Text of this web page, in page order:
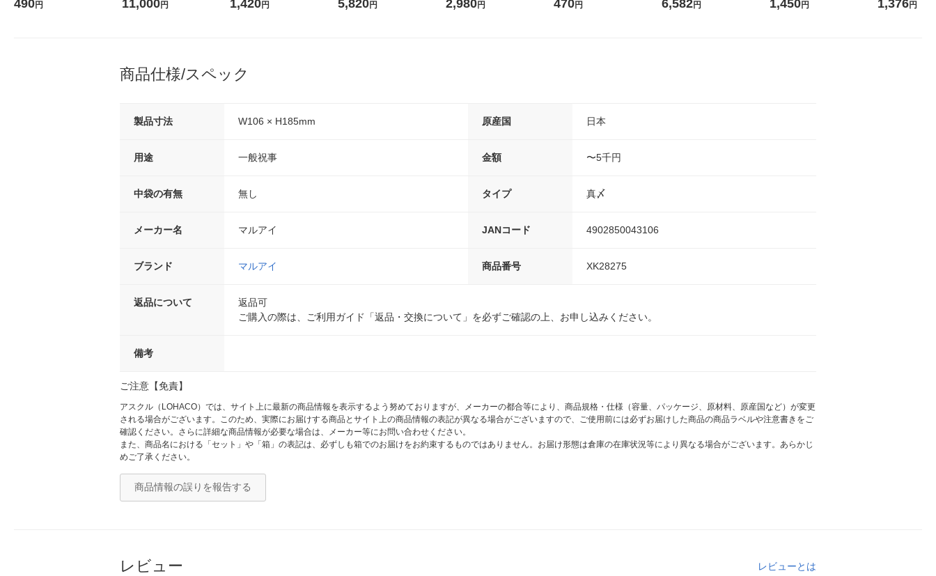
490円 11,000円 1,420円 5,820円 2,980円 470円 6,582円 1,450円 1,376円
商品仕様/スペック
製品寸法 W106 × H185mm 原産国 日本
用途 一般祝事 金額 〜5千円
中袋の有無 無し タイプ 真〆
メーカー名 マルアイ JANコード 4902850043106
ブランド マルアイ 商品番号 XK28275
返品について
返品可
ご購入の際は、ご利用ガイド「返品・交換について」を必ずご確認の上、お申し込みください。
備考
ご注意【免責】
アスクル（LOHACO）では、サイト上に最新の商品情報を表示するよう努めておりますが、メーカーの都合等により、商品規格・仕様（容量、パッケージ、原材料、原産国など）が変更
される場合がございます。このため、実際にお届けする商品とサイト上の商品情報の表記が異なる場合がございますので、ご使用前には必ずお届けした商品の商品ラベルや注意書きをご
確認ください。さらに詳細な商品情報が必要な場合は、メーカー等にお問い合わせください。
また、商品名における「セット」や「箱」の表記は、必ずしも箱でのお届けをお約束するものではありません。お届け形態は倉庫の在庫状況等により異なる場合がございます。あらかじ
めご了承ください。
商品情報の誤りを報告する
レビュー レビューとは